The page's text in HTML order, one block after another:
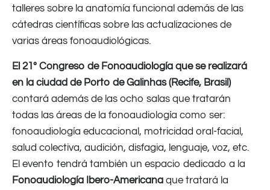
talleres sobre la anatomía funcional además de las
cátedras científicas sobre las actualizaciones de
varias áreas fonoaudiológicas.
El 21º Congreso de Fonoaudiología que se realizará
en la ciudad de Porto de Galinhas (Recife, Brasil)
contará además de las ocho salas que tratarán
todas las áreas de la fonoaudiología como ser:
fonoaudiología educacional, motricidad oral-facial,
salud colectiva, audición, disfagia, lenguaje, voz, etc.
El evento tendrá también un espacio dedicado a la
Fonoaudiología Ibero-Americana que tratará la